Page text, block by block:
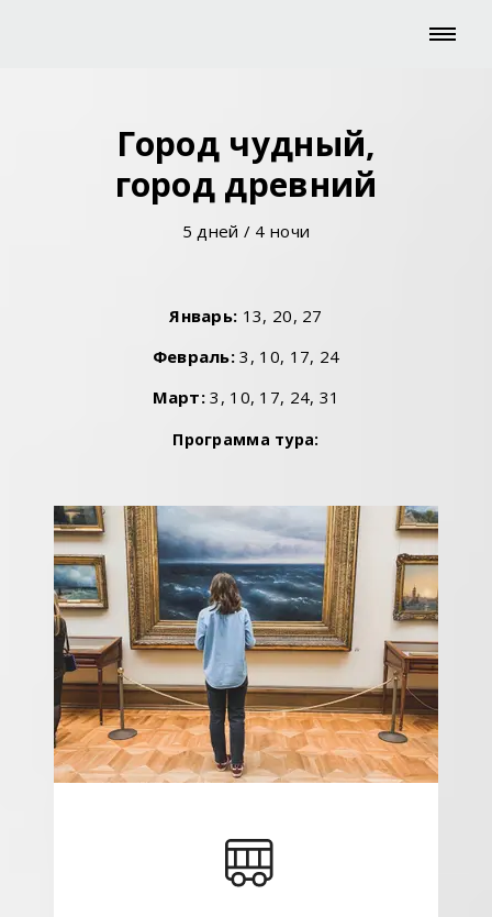
Город чудный,
город древний
5 дней / 4 ночи
Январь: 13, 20, 27
Февраль:3, 10, 17, 24
Март: 3, 10, 17, 24, 31
Программа тура: